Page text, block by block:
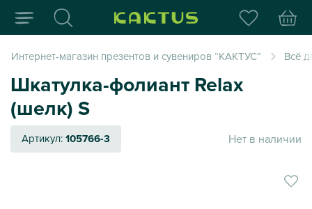
Интернет-магазин
Интернет-магазин презентов и сувениров “КАКТУС” Всё
Шкатулка-фолиант Relax
(шелк) S
Артикул:105766-3 Нет в наличии